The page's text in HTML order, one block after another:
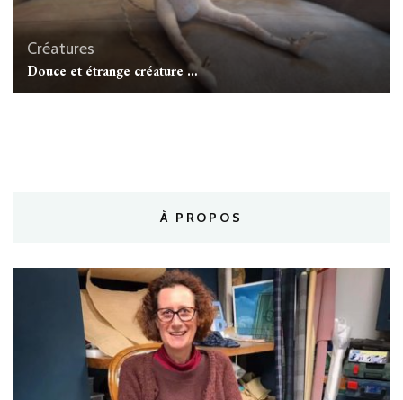
Créatures
Douce et étrange créature …
À PROPOS